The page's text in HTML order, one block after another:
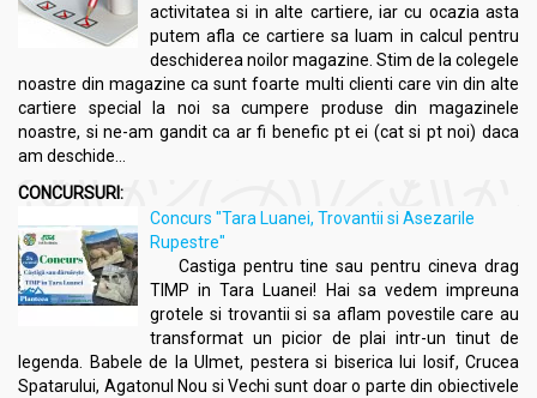
activitatea si in alte cartiere, iar cu ocazia asta
putem afla ce cartiere sa luam in calcul pentru
deschiderea noilor magazine. Stim de la colegele
noastre din magazine ca sunt foarte multi clienti care vin din alte
cartiere special la noi sa cumpere produse din magazinele
noastre, si ne-am gandit ca ar fi benefic pt ei (cat si pt noi) daca
am deschide...
CONCURSURI:
Concurs "Tara Luanei, Trovantii si Asezarile
Rupestre"
Castiga pentru tine sau pentru cineva drag
TIMP in Tara Luanei! Hai sa vedem impreuna
grotele si trovantii si sa aflam povestile care au
transformat un picior de plai intr-un tinut de
legenda. Babele de la Ulmet, pestera si biserica lui Iosif, Crucea
Spatarului, Agatonul Nou si Vechi sunt doar o parte din obiectivele